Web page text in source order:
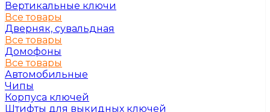
Вертикальные ключи
Все товары
Дверняк, сувальдная
Все товары
Домофоны
Все товары
Автомобильные
Чипы
Корпуса ключей
Штифты для выкидных ключей